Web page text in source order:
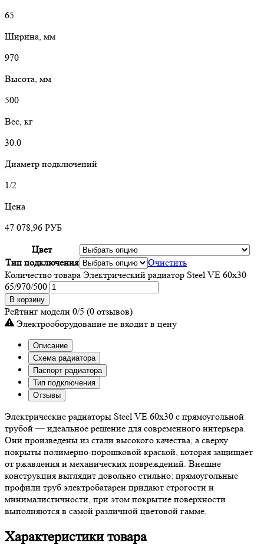
65
Ширина, мм
970
Высота, мм
500
Вес, кг
30.0
Диаметр подключений
1/2
Цена
47 078,96 РУБ
Цвет
Тип подключения
Очистить
Количество товара Электрический радиатор Steel VE 60х30
65/970/500
В корзину
Рейтинг модели 0/5 (0 отзывов)
Электрооборудование не входит в цену
Описание
Схема радиатора
Паспорт радиатора
Тип подключения
Отзывы
Электрические радиаторы Steel VE 60х30 с прямоугольной
трубой — идеальное решение для современного интерьера.
Они произведены из стали высокого качества, а сверху
покрыты полимерно-порошковой краской, которая защищает
от ржавления и механических повреждений. Внешне
конструкция выглядит довольно стильно: прямоугольные
профили труб электробатареи придают строгости и
минималистичности, при этом покрытие поверхности
выполняются в самой различной цветовой гамме.
Характеристики товара